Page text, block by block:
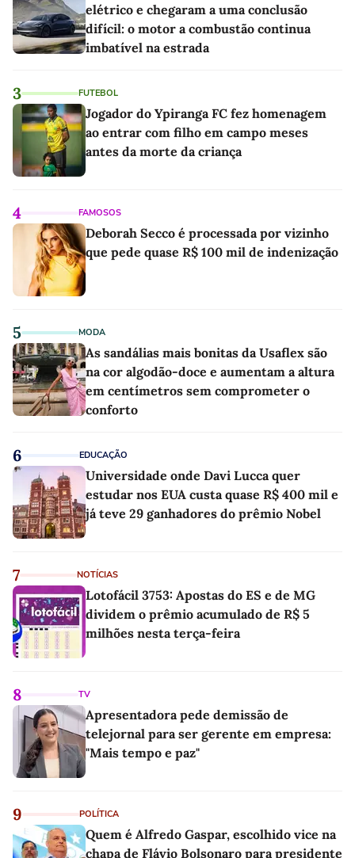
elétrico e chegaram a uma conclusão
difícil: o motor a combustão continua
imbatível na estrada
3 FUTEBOL
Jogador do Ypiranga FC fez homenagem
ao entrar com filho em campo meses
antes da morte da criança
4 FAMOSOS
Deborah Secco é processada por vizinho
que pede quase R$ 100 mil de indenização
5 MODA
As sandálias mais bonitas da Usaflex são
na cor algodão-doce e aumentam a altura
em centímetros sem comprometer o
conforto
6 EDUCAÇÃO
Universidade onde Davi Lucca quer
estudar nos EUA custa quase R$ 400 mil e
já teve 29 ganhadores do prêmio Nobel
7 NOTÍCIAS
Lotofácil 3753: Apostas do ES e de MG
dividem o prêmio acumulado de R$ 5
milhões nesta terça-feira
8 TV
Apresentadora pede demissão de
telejornal para ser gerente em empresa:
"Mais tempo e paz"
9 POLÍTICA
Quem é Alfredo Gaspar, escolhido vice na
chapa de Flávio Bolsonaro para presidente